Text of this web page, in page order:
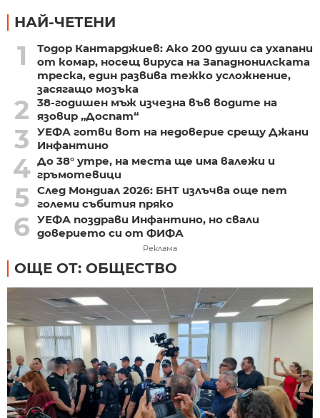
НАЙ-ЧЕТЕНИ
1
Тодор Кантарджиев: Ако 200 души са ухапани
от комар, носещ вируса на Западнонилската
треска, един развива тежко усложнение,
засягащо мозъка
2
38-годишен мъж изчезна във водите на
язовир „Доспат“
3
УЕФА готви вот на недоверие срещу Джани
Инфантино
4 До 38° утре, на места ще има валежи и
гръмотевици
5 След Мондиал 2026: БНТ излъчва още пет
големи събития пряко
6 УЕФА поздрави Инфантино, но свали
доверието си от ФИФА
Реклама
ОЩЕ ОТ: ОБЩЕСТВО